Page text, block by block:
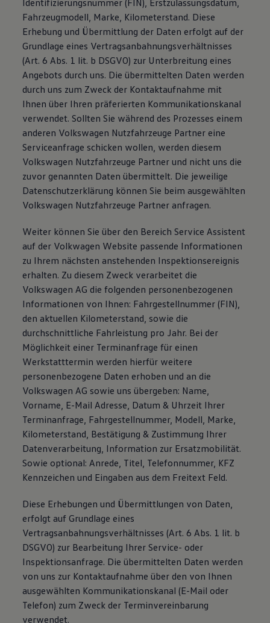
Identifizierungsnummer (FIN), Erstzulassungsdatum,
Fahrzeugmodell, Marke, Kilometerstand. Diese
Erhebung und Übermittlung der Daten erfolgt auf der
Grundlage eines Vertragsanbahnungsverhältnisses
(Art. 6 Abs. 1 lit. b DSGVO) zur Unterbreitung eines
Angebots durch uns. Die übermittelten Daten werden
durch uns zum Zweck der Kontaktaufnahme mit
Ihnen über Ihren präferierten Kommunikationskanal
verwendet. Sollten Sie während des Prozesses einem
anderen Volkswagen Nutzfahrzeuge Partner eine
Serviceanfrage schicken wollen, werden diesem
Volkswagen Nutzfahrzeuge Partner und nicht uns die
zuvor genannten Daten übermittelt. Die jeweilige
Datenschutzerklärung können Sie beim ausgewählten
Volkswagen Nutzfahrzeuge Partner anfragen.
Weiter können Sie über den Bereich Service Assistent
auf der Volkwagen Website passende Informationen
zu Ihrem nächsten anstehenden Inspektionsereignis
erhalten. Zu diesem Zweck verarbeitet die
Volkswagen AG die folgenden personenbezogenen
Informationen von Ihnen: Fahrgestellnummer (FIN),
den aktuellen Kilometerstand, sowie die
durchschnittliche Fahrleistung pro Jahr. Bei der
Möglichkeit einer Terminanfrage für einen
Werkstatttermin werden hierfür weitere
personenbezogene Daten erhoben und an die
Volkswagen AG sowie uns übergeben: Name,
Vorname, E-Mail Adresse, Datum & Uhrzeit Ihrer
Terminanfrage, Fahrgestellnummer, Modell, Marke,
Kilometerstand, Bestätigung & Zustimmung Ihrer
Datenverarbeitung, Information zur Ersatzmobilität.
Sowie optional: Anrede, Titel, Telefonnummer, KFZ
Kennzeichen und Eingaben aus dem Freitext Feld.
Diese Erhebungen und Übermittlungen von Daten,
erfolgt auf Grundlage eines
Vertragsanbahnungsverhältnisses (Art. 6 Abs. 1 lit. b
DSGVO) zur Bearbeitung Ihrer Service- oder
Inspektionsanfrage. Die übermittelten Daten werden
von uns zur Kontaktaufnahme über den von Ihnen
ausgewählten Kommunikationskanal (E-Mail oder
Telefon) zum Zweck der Terminvereinbarung
verwendet.